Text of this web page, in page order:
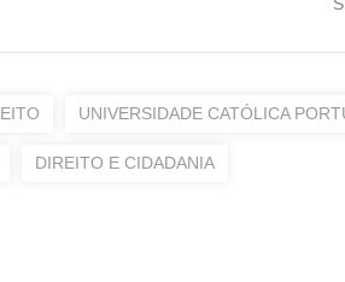
UNIVERSIDADE CATÓLICA
DIREITO E CIDADANIA